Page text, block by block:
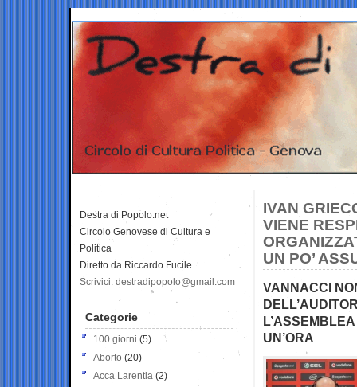
IVAN
VIENE
UN PO’
VANNACCI
UN’ORA
Destra di Popolo.net
Circolo Genovese di Cultura e
Politica
Diretto da Riccardo Fucile
Scrivici: destradipopolo@gmail.com
Categorie
100 giorni (5)
Aborto (20)
Acca Larentia (2)